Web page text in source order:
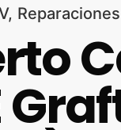
Reparaciones